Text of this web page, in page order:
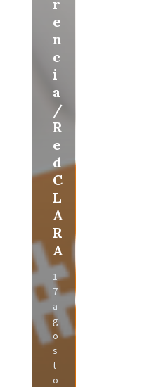
r
e
n
c
i
a
/
R
e
d
C
L
A
R
A
1
7
a
g
o
s
t
o